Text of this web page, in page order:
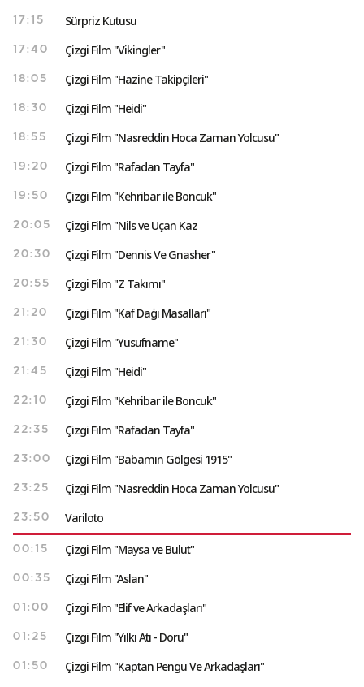
17:15 Sürpriz Kutusu
17:40 Çizgi Film "Vikingler"
18:05 Çizgi Film "Hazine Takipçileri"
18:30 Çizgi Film "Heidi"
18:55 Çizgi Film "Nasreddin Hoca Zaman Yolcusu"
19:20 Çizgi Film "Rafadan Tayfa"
19:50 Çizgi Film "Kehribar ile Boncuk"
20:05 Çizgi Film "Nils ve Uçan Kaz
20:30 Çizgi Film "Dennis Ve Gnasher"
20:55 Çizgi Film "Z Takımı"
21:20 Çizgi Film "Kaf Dağı Masalları"
21:30 Çizgi Film "Yusufname"
21:45 Çizgi Film "Heidi"
22:10 Çizgi Film "Kehribar ile Boncuk"
22:35 Çizgi Film "Rafadan Tayfa"
23:00 Çizgi Film "Babamın Gölgesi 1915"
23:25 Çizgi Film "Nasreddin Hoca Zaman Yolcusu"
23:50 Variloto
00:15 Çizgi Film "Maysa ve Bulut"
00:35 Çizgi Film "Aslan"
01:00 Çizgi Film "Elif ve Arkadaşları"
01:25 Çizgi Film "Yılkı Atı - Doru"
01:50 Çizgi Film "Kaptan Pengu Ve Arkadaşları"